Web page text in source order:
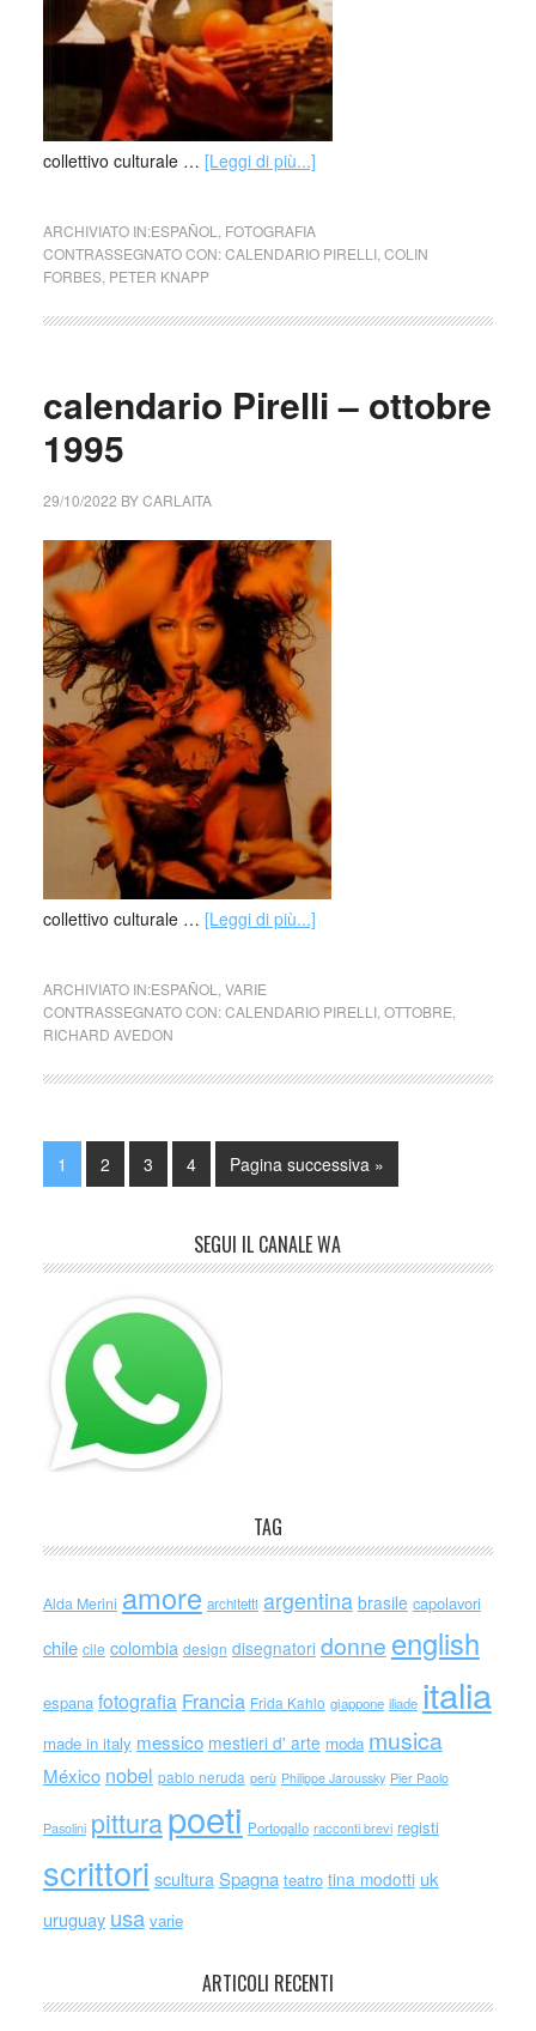
collettivo culturale … [Leggi di più...]
ARCHIVIATO IN:ESPAÑOL
FOTOGRAFIA
CONTRASSEGNATO CON:CALENDARIO PIRELLI, COLIN
FORBES, PETER KNAPP
calendario Pirelli – ottobre
1995
29/10/2022 BYCARLAITA
collettivo culturale … [Leggi di più...]
ARCHIVIATO IN:ESPAÑOL
VARIE
CONTRASSEGNATO CON:CALENDARIO PIRELLI, OTTOBRE
RICHARD AVEDON
1 2 3 4 Pagina successiva »
SEGUI IL CANALE WA
TAG
Alda Merini amore architetti argentina brasile capolavori
chile cile colombia design disegnatori donne english
espana fotografia Francia Frida Kahlo giappone iliade italia
made in italy messico mestieri d' arte moda musica
México nobel pablo neruda perù Philippe Jaroussky Pier Paolo
Pasolini pitturapoeti Portogallo racconti brevi registi
scrittori scultura Spagna teatro tina modotti uk
uruguay usa varie
ARTICOLI RECENTI